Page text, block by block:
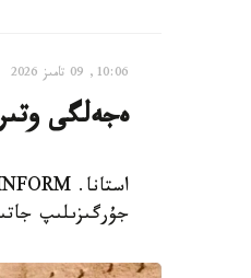
10:06, 09 تامىز 2026
ەجەلگى
جۇرگىزىلىپ